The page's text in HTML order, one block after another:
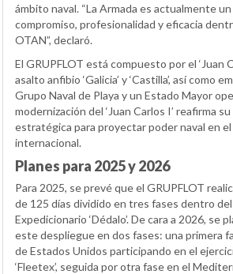
ámbito naval. “La Armada es actualmente
compromiso, profesionalidad y eficacia
OTAN”, declaró.
El GRUPFLOT está compuesto por el ‘Juan
asalto anfibio ‘Galicia’ y ‘Castilla’, así como
Grupo Naval de Playa y un Estado Mayor
modernización del ‘Juan Carlos I’ reafirma
estratégica para proyectar poder naval en
internacional.
Planes para 2025 y 2026
Para 2025, se prevé que el GRUPFLOT
de 125 días dividido en tres fases dentro
Expedicionario ‘Dédalo’. De cara a 2026, se
este despliegue en dos fases: una primera
de Estados Unidos participando en el
‘Fleetex’, seguida por otra fase en el